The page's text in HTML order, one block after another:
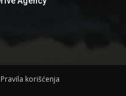
Pravila korišćenja